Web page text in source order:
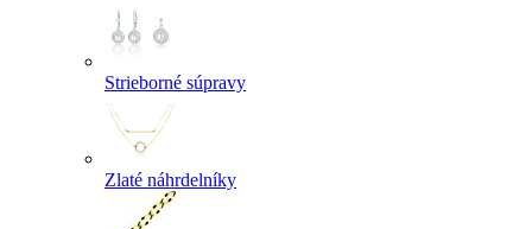
Strieborné súpravy
Zlaté náhrdelníky